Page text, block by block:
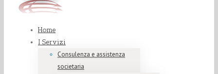
Home
I Servizi
Consulenza e assistenza
societaria